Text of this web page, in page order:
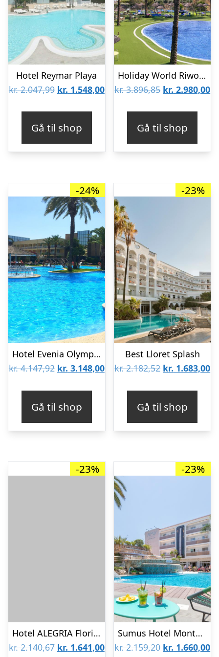
Hotel Reymar Playa
kr.2.047,99 Den
var:
kr. 2.047,99.
kr. 1.548,00Den
kr. 1.548,00.
Gå til shop
Holiday World Riwo Hotel i samarbejde med Melia
kr.3.896,85 Den
var:
kr. 3.896,85.
kr. 2.980,00
Gå til shop
-24%
Hotel Evenia Olympic Resort
kr.4.147,92 Den
var:
kr. 4.147,92.
kr. 3.148,00Den
kr. 3.148,00.
Gå til shop
-23%
Best Lloret Splash
kr.2.182,52 Den
var:
kr. 2.182,52.
kr. 1.683,00
Gå til shop
-23%
Hotel ALEGRIA Florida
kr.2.140,67 Den
kr. 1.641,00Den
-23%
Sumus Hotel Monteplaya & Spa – Voksenhotel 16+
kr.2.159,20 Den
kr. 1.660,00